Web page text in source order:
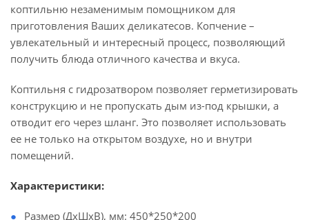
коптильню незаменимым помощником для
приготовления Ваших деликатесов. Копчение –
увлекательный и интересный процесс, позволяющий
получить блюда отличного качества и вкуса.
Коптильня с гидрозатвором позволяет герметизировать
конструкцию и не пропускать дым из-под крышки, а
отводит его через шланг. Это позволяет использовать
ее не только на открытом воздухе, но и внутри
помещений.
Характеристики:
Размер (ДхШхВ), мм: 450*250*200